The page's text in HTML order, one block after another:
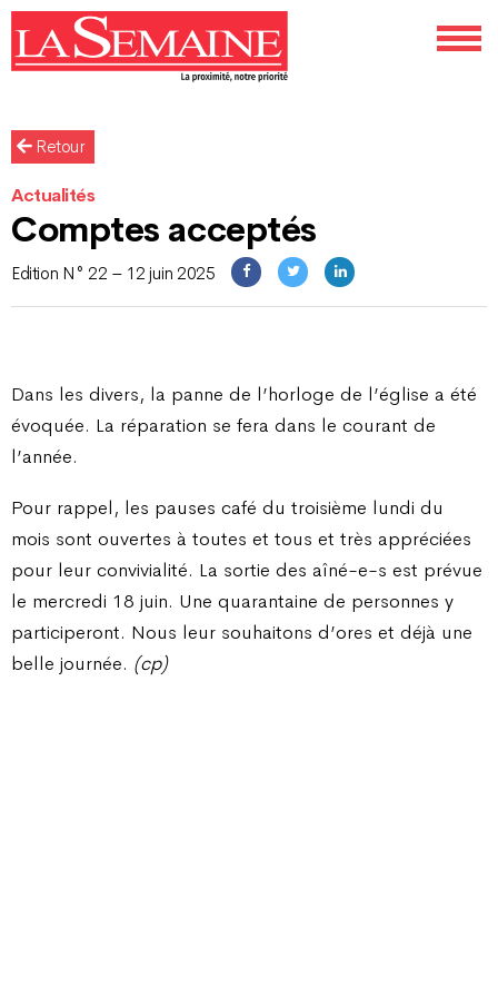
Retour
Actualités
Comptes acceptés
Edition N° 22 – 12 juin 2025
Dans les divers, la panne de l’horloge de l’église a été
évoquée. La réparation se fera dans le courant de
l’année.
Pour rappel, les pauses café du troisième lundi du
mois sont ouvertes à toutes et tous et très appréciées
pour leur convivialité. La sortie des aîné-e-s est prévue
le mercredi 18 juin. Une quarantaine de personnes y
participeront. Nous leur souhaitons d’ores et déjà une
belle journée. (cp)